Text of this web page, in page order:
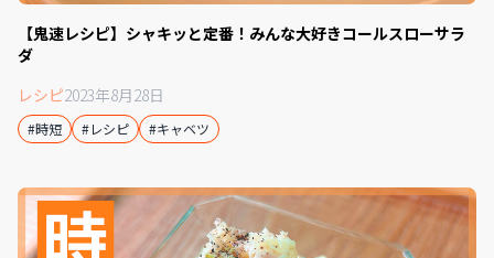
【鬼速レシピ】シャキッと定番！みんな大好きコールスローサラ
ダ
レシピ2023年8月28日
#時短 #レシピ #キャベツ